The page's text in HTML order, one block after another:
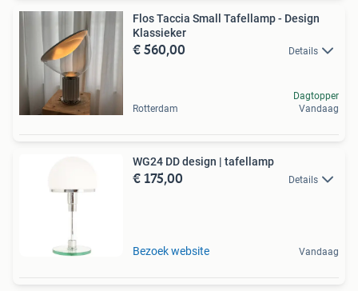
Flos Taccia Small Tafellamp - Design
Klassieker
€ 560,00 Details
Rotterdam
Dagtopper
Vandaag
WG24 DD design | tafellamp
€ 175,00 Details
Bezoek website Vandaag